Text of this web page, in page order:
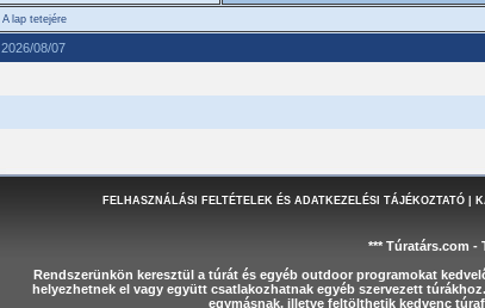
A lap tetejére
2026/08/07
FELHASZNÁLÁSI FELTÉTELEK ÉS ADATKEZELÉSI TÁJÉKOZTATÓ|
*** Túratárs.com -
Rendszerünkön keresztül a túrát és egyéb outdoor programokat
helyezhetnek el vagy együtt csatlakozhatnak egyéb szervezett
egymásnak, illetve feltölthetik kedvenc